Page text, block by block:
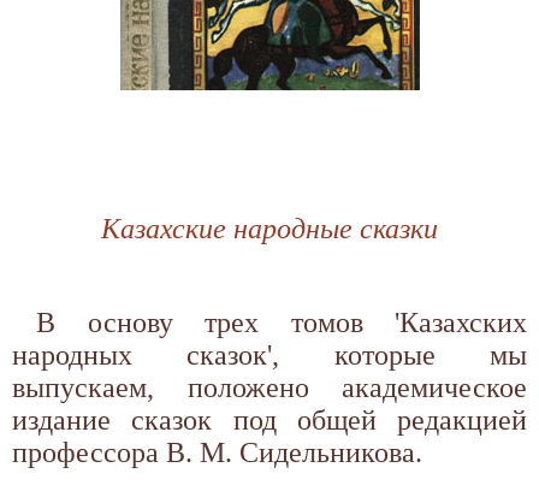
Казахские народные сказки
В основу трех томов 'Казахских
народных сказок', которые мы
выпускаем, положено академическое
издание сказок под общей редакцией
профессора В. М. Сидельникова.